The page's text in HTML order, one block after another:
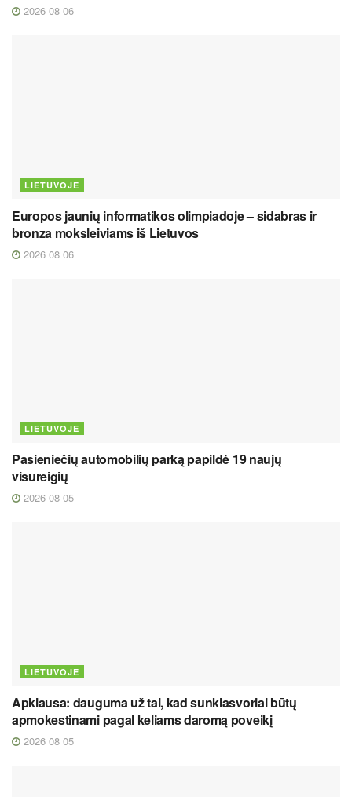
2026 08 06
LIETUVOJE
Europos jaunių informatikos olimpiadoje – sidabras ir
bronza moksleiviams iš Lietuvos
2026 08 06
LIETUVOJE
Pasieniečių automobilių parką papildė 19 naujų
visureigių
2026 08 05
LIETUVOJE
Apklausa: dauguma už tai, kad sunkiasvoriai būtų
apmokestinami pagal keliams daromą poveikį
2026 08 05